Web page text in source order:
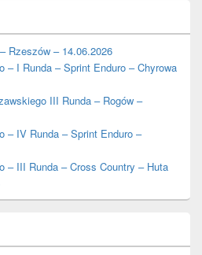
Rzeszów – 14.06.2026
– I Runda – Sprint Enduro – Chyrowa
III Runda – Rogów –
– IV Runda – Sprint Enduro –
– III Runda – Cross Country – Huta